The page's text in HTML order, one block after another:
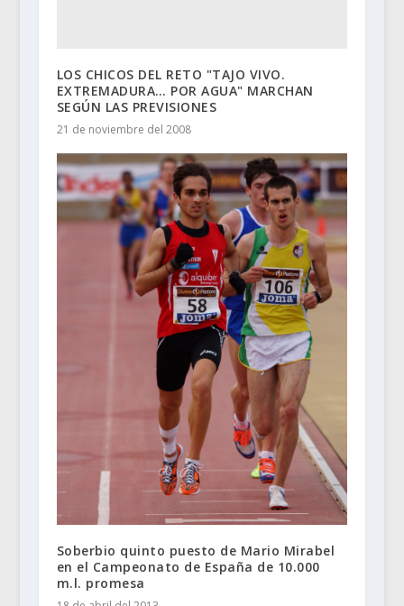
LOS CHICOS DEL RETO "TAJO VIVO.
EXTREMADURA… POR AGUA" MARCHAN
SEGÚN LAS PREVISIONES
21 de noviembre del 2008
Soberbio quinto puesto de Mario Mirabel
en el Campeonato de España de 10.000
m.l. promesa